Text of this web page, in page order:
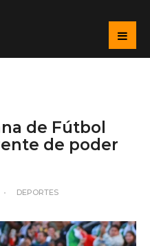
de Fútbol
de poder
• DEPORTES